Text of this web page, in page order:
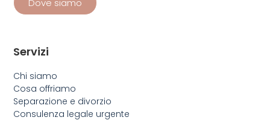
Servizi
Chi siamo
Cosa offriamo
Separazione e divorzio
Consulenza legale urgente